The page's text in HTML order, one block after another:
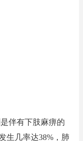
伴有下肢麻痹的
生几率达38%，肺